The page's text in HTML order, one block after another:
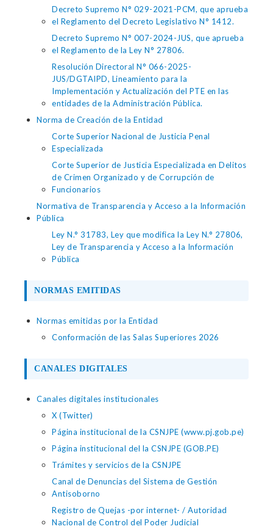
Decreto Supremo N° 029-2021-PCM, que aprueba
el Reglamento del Decreto Legislativo N° 1412.
Decreto Supremo N° 007-2024-JUS, que aprueba
el Reglamento de la Ley N° 27806.
Resolución Directoral N° 066-2025-
JUS/DGTAIPD, Lineamiento para la
Implementación y Actualización del PTE en las
entidades de la Administración Pública.
Norma de Creación de la Entidad
Corte Superior Nacional de Justicia Penal
Especializada
Corte Superior de Justicia Especializada en Delitos
de Crimen Organizado y de Corrupción de
Funcionarios
Normativa de Transparencia y Acceso a la Información
Pública
Ley N.° 31783, Ley que modifica la Ley N.° 27806,
Ley de Transparencia y Acceso a la Información
Pública
NORMAS EMITIDAS
Normas emitidas por la Entidad
Conformación de las Salas Superiores 2026
CANALES DIGITALES
Canales digitales institucionales
X (Twitter)
Página institucional de la CSNJPE (www.pj.gob.pe)
Página institucional del la CSNJPE (GOB.PE)
Trámites y servicios de la CSNJPE
Canal de Denuncias del Sistema de Gestión
Antisoborno
Registro de Quejas -por internet- / Autoridad
Nacional de Control del Poder Judicial